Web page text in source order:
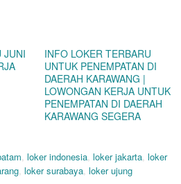
JUNI
INFO LOKER TERBARU
UNTUK PENEMPATAN DI
DAERAH KARAWANG |
LOWONGAN KERJA UNTUK
PENEMPATAN DI DAERAH
KARAWANG SEGERA
, loker indonesia, loker jakarta, loker
, loker surabaya, loker ujung